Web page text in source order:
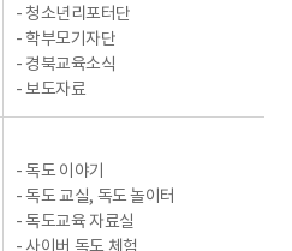
- 청소년리포터단
- 학부모기자단
- 경북교육소식
- 보도자료
- 독도 이야기
- 독도 교실, 독도 놀이터
- 독도교육 자료실